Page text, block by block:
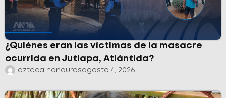
¿Quiénes eran las víctimas de la masacre
ocurrida en Jutiapa, Atlántida?
azteca hondurasagosto 4, 2026